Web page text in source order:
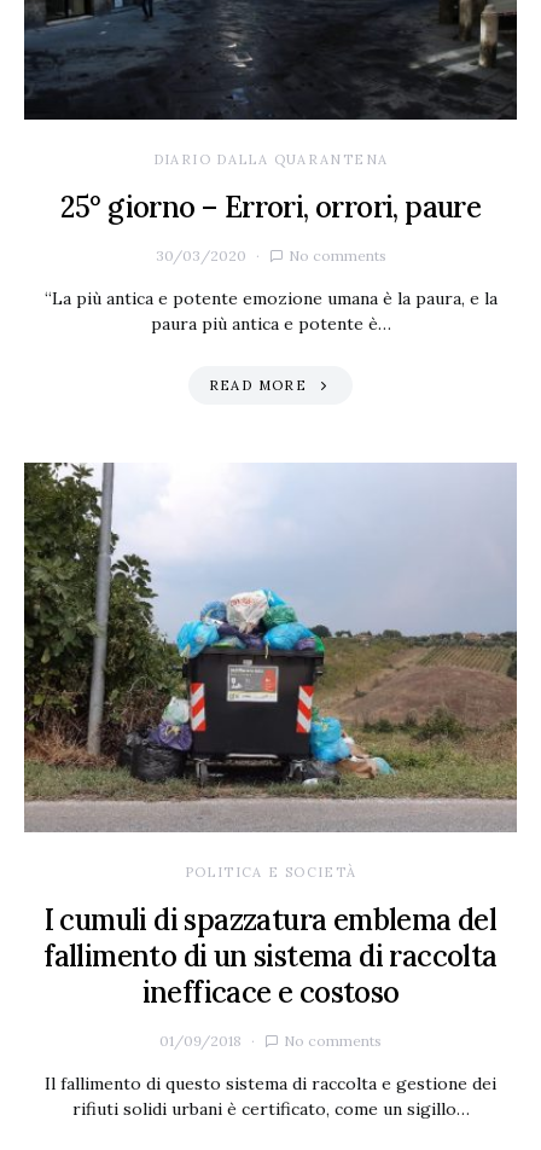
DIARIO DALLA QUARANTENA
25° giorno – Errori, orrori, paure
30/03/2020 No comments
“La più antica e potente emozione umana è la paura, e la
paura più antica e potente è…
READ MORE
POLITICA E SOCIETÀ
I cumuli di spazzatura emblema del
fallimento di un sistema di raccolta
inefficace e costoso
01/09/2018 No comments
Il fallimento di questo sistema di raccolta e gestione dei
rifiuti solidi urbani è certificato, come un sigillo…